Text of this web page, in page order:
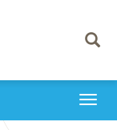
Toggle